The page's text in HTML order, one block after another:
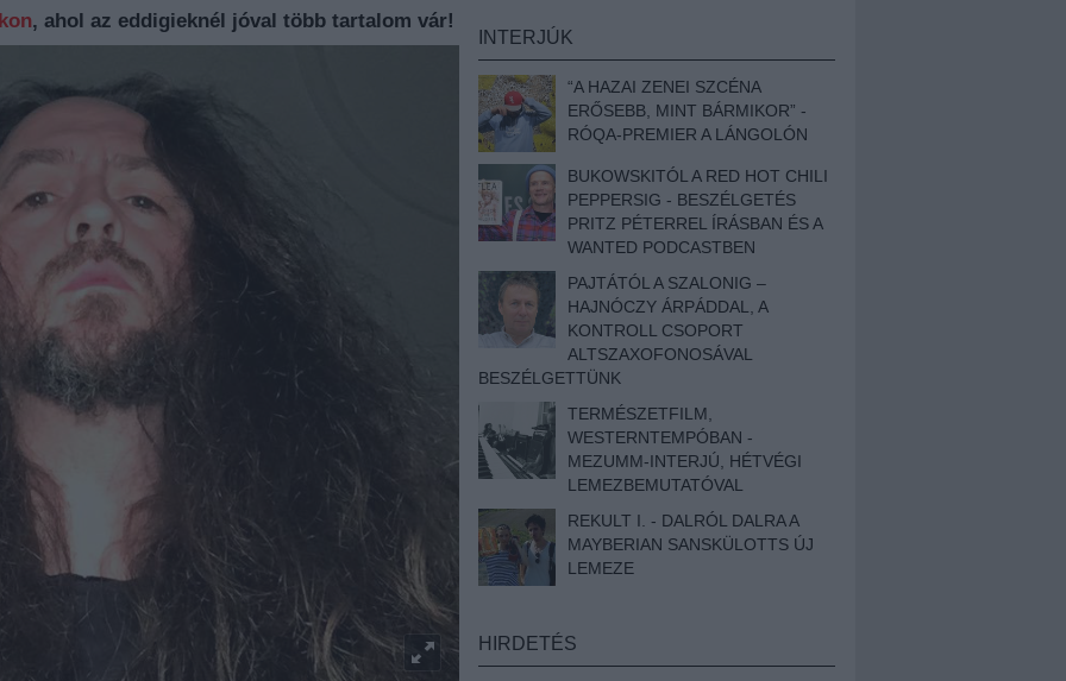
, ahol az eddigieknél jóval több tartalom vár!
INTERJÚK
“A HAZAI ZENEI SZCÉNA
ERŐSEBB, MINT BÁRMIKOR” -
RÓQA-PREMIER A LÁNGOLÓN
BUKOWSKITÓL A RED HOT CHILI
PEPPERSIG - BESZÉLGETÉS
PRITZ PÉTERREL ÍRÁSBAN ÉS A
WANTED PODCASTBEN
PAJTÁTÓL A SZALONIG –
HAJNÓCZY ÁRPÁDDAL, A
KONTROLL CSOPORT
ALTSZAXOFONOSÁVAL
BESZÉLGETTÜNK
TERMÉSZETFILM,
WESTERNTEMPÓBAN -
MEZUMM-INTERJÚ, HÉTVÉGI
LEMEZBEMUTATÓVAL
REKULT I. - DALRÓL DALRA A
MAYBERIAN SANSKÜLOTTS ÚJ
LEMEZE
HIRDETÉS